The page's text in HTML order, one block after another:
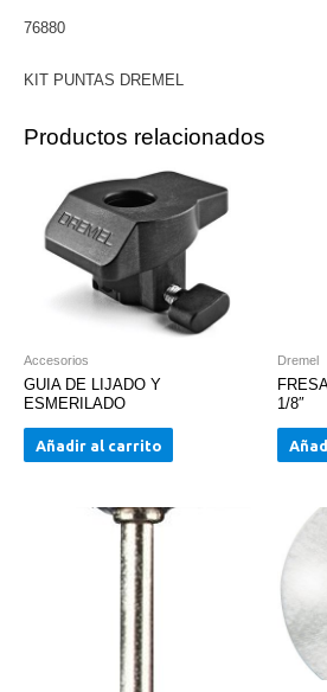
76880
KIT PUNTAS DREMEL
Productos relacionados
Accesorios
GUIA DE LIJADO Y
ESMERILADO
Añadir al carrito
Dremel
1/8″